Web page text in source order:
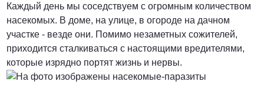
Договорная
ПОЗВОНИТЬ
Каждый день мы соседствуем с огромным количеством
насекомых. В доме, на улице, в огороде на дачном
участке - везде они. Помимо незаметных сожителей,
приходится сталкиваться с настоящими вредителями,
которые изрядно портят жизнь и нервы.